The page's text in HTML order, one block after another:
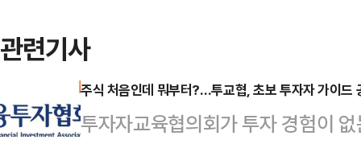
관련기사
주식 처음인데 뭐부터?…투교협, 초보 투자자 가이드
투자자교육협의회가 투자 경험이